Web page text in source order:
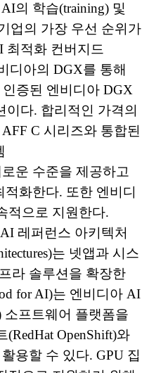
의 학습(training) 및
업의 가장 우선 순위가
최적화 컨버지드
디아의 DGX를 통해
증된 엔비디아 DGX
이다. 합리적인 가격의
C 시리즈와 통합된
운 수준을 제공하고
화한다. 또한 엔비디
적으로 지원한다.
레퍼런스 아키텍처
는 넷앱과 시스
라 솔루션을 확장한
for AI)는 엔비디아 AI
소프트웨어 플랫폼을
OpenShift)와
용할 수 있다. GPU 집